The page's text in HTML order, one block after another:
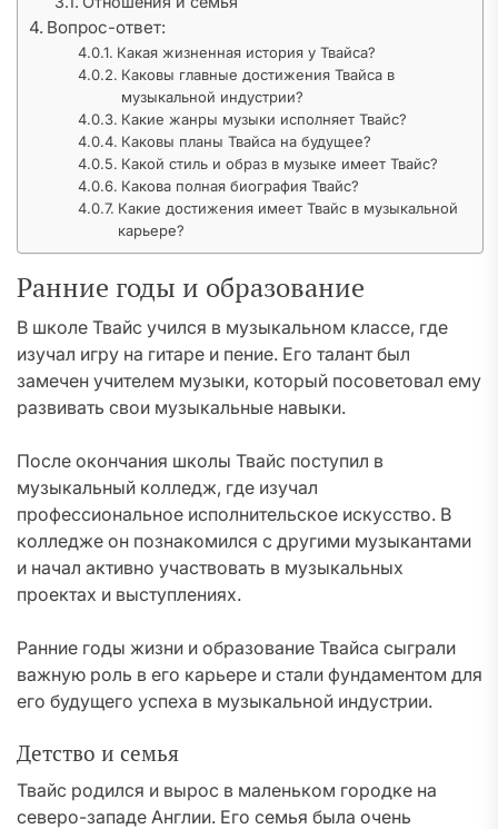
Вопрос-ответ:
Какая жизненная история у Твайса?
Каковы главные достижения Твайса в
музыкальной индустрии?
Какие жанры музыки исполняет Твайс?
Каковы планы Твайса на будущее?
Какой стиль и образ в музыке имеет Твайс?
Какова полная биография Твайс?
Какие достижения имеет Твайс в музыкальной
карьере?
Ранние годы и образование
В школе Твайс учился в музыкальном классе, где
изучал игру на гитаре и пение. Его талант был
замечен учителем музыки, который посоветовал ему
развивать свои музыкальные навыки.
После окончания школы Твайс поступил в
музыкальный колледж, где изучал
профессиональное исполнительское искусство. В
колледже он познакомился с другими музыкантами
и начал активно участвовать в музыкальных
проектах и выступлениях.
Ранние годы жизни и образование Твайса сыграли
важную роль в его карьере и стали фундаментом для
его будущего успеха в музыкальной индустрии.
Детство и семья
Твайс родился и вырос в маленьком городке на
северо-западе Англии. Его семья была очень